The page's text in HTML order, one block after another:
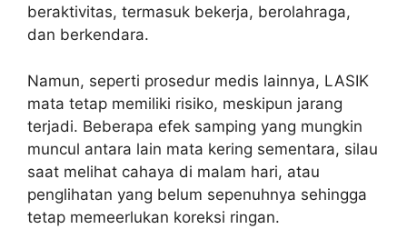
beraktivitas, termasuk bekerja, berolahraga,
dan berkendara.
Namun, seperti prosedur medis lainnya, LASIK
mata tetap memiliki risiko, meskipun jarang
terjadi. Beberapa efek samping yang mungkin
muncul antara lain mata kering sementara, silau
saat melihat cahaya di malam hari, atau
penglihatan yang belum sepenuhnya sehingga
tetap memeerlukan koreksi ringan.